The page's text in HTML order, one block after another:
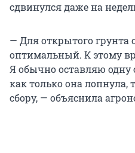
сдвинулся даже на
— Для открытого грунта
оптимальный. К этому
Я обычно оставляю одну
как только она лопнула,
сбору, — объяснила